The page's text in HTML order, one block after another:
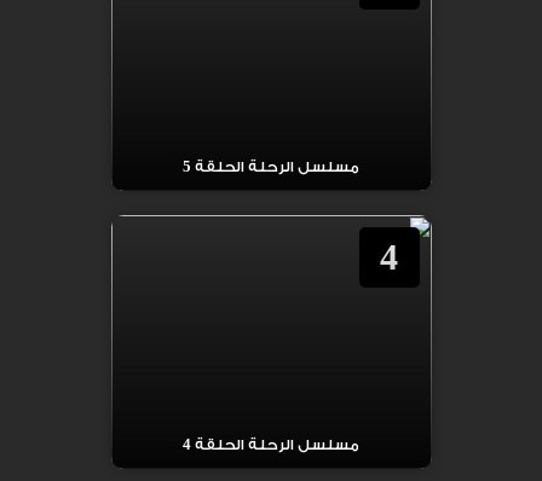
مسلسل الرحلة الحلقة 5
4
مسلسل الرحلة الحلقة 4